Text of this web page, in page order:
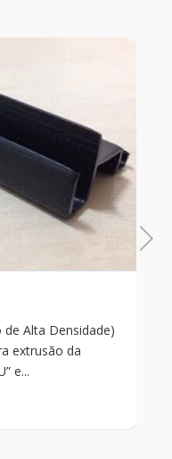
Alta Densidade)
da
Next